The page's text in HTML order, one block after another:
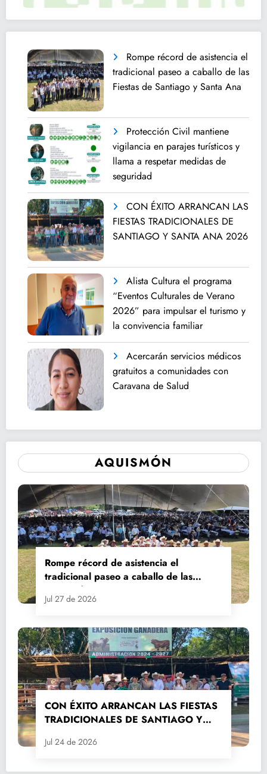
Rompe récord de asistencia el
tradicional paseo a caballo de las
Fiestas de Santiago y Santa Ana
Protección Civil mantiene
vigilancia en parajes turísticos y
llama a respetar medidas de
seguridad
CON ÉXITO ARRANCAN LAS
FIESTAS TRADICIONALES DE
SANTIAGO Y SANTA ANA 2026
Alista Cultura el programa
“Eventos Culturales de Verano
2026” para impulsar el turismo y
la convivencia familiar
Acercarán servicios médicos
gratuitos a comunidades con
Caravana de Salud
AQUISMÓN
Rompe récord de asistencia el
tradicional paseo a caballo de las
Fiestas de Santiago y Santa Ana
Jul 27 de 2026
CON ÉXITO ARRANCAN LAS FIESTAS
TRADICIONALES DE SANTIAGO Y
Jul 24 de 2026